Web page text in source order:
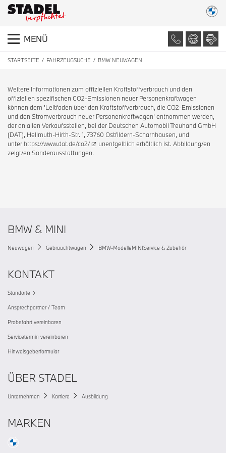
MENÜ
STARTSEITE FAHRZEUGSUCHE BMW NEUWAGEN
Weitere Informationen zum offiziellen Kraftstoffverbrauch und den
offiziellen spezifischen CO2-Emissionen neuer Personenkraftwagen
können dem 'Leitfaden über den Kraftstoffverbrauch, die CO2-Emissionen
und den Stromverbrauch neuer Personenkraftwagen' entnommen werden,
der an allen Verkaufsstellen, bei der Deutschen Automobil Treuhand GmbH
(DAT), Hellmuth-Hirth-Str. 1, 73760 Ostfildern-Scharnhausen, und
unter https://www.dat.de/co2/
unentgeltlich erhältlich ist. Abbildung/en
zeigt/en Sonderausstattungen.
BMW & MINI
Neuwagen Gebrauchtwagen BMW-ModelleMINIService & Zubehör
KONTAKT
Standorte
Ansprechpartner / Team
Probefahrt vereinbaren
Servicetermin vereinbaren
Hinweisgeberformular
ÜBER STADEL
Unternehmen Karriere Ausbildung
MARKEN